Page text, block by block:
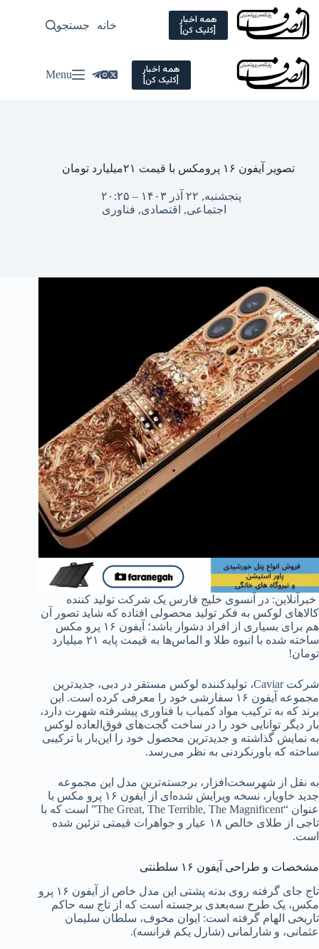
Skip
content
همه اخبار
[کلیک کن] خانه سیاسی
جستجو
همه اخبار
[کلیک کن] Menu
تصویر آیفون ۱۶ پرومکس با قیمت ۲۱میلیارد تومان
پنجشنبه, ۲۲ آذر ۱۴۰۳ – ۲۰:۲۵
اجتماعی, اقتصادی, فناوری
خبرآنلاین: در آنسوی خلیج فارس یک شرکت تولید کننده
کالاهای لوکس به فکر تولید محصولی افتاده که شاید تصور آن
هم برای بسیاری از افراد دشوار باشد؛ آیفون ۱۶ پرو مکس
ساخته شده با انبوه طلا و الماس‌ها به قیمت پایه ۲۱ میلیارد
تومان!
شرکت Caviar، تولیدکننده لوکس مستقر در دبی، جدیدترین
مجموعه آیفون ۱۶ سفارشی خود را معرفی کرده است. این
برند که به ترکیب مواد کمیاب با فناوری پیشرفته شهرت دارد،
بار دیگر توانایی خود را در ساخت گجت‌های فوق‌العاده لوکس
به نمایش گذاشته و جدیدترین محصول خود را این‌بار با ترکیبی
ساخته که باورنکردنی به نظر می‌رسد.
به نقل از شهرسخت‌افزار، برجسته‌ترین مدل این مجموعه
جدید خاویار، نسخه ویرایش شده‌ای از آیفون ۱۶ پرو مکس با
عنوان “The Great, The Terrible, The Magnificent” است که با
تاجی از طلای خالص ۱۸ عیار و جواهرات قیمتی تزئین شده
است.
مشخصات و طراحی آیفون ۱۶ سلطنتی
تاج جای گرفته روی بدنه پشتی این مدل خاص از آیفون ۱۶ پرو
مکس، یک طرح سه‌بعدی برجسته است که از تاج سه حاکم
تاریخی الهام گرفته است: ایوان مخوف، سلطان سلیمان
عثمانی، و شارلمانی (شارل یکم فرانسه).